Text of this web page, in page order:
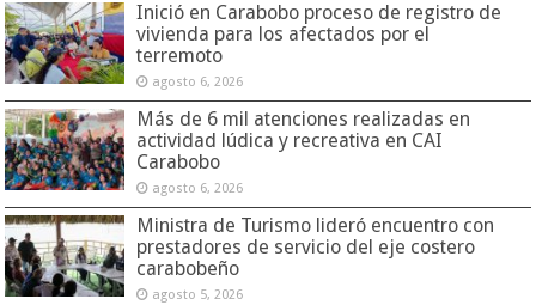
Inició en Carabobo proceso de registro de
vivienda para los afectados por el
terremoto
agosto 6, 2026
Más de 6 mil atenciones realizadas en
actividad lúdica y recreativa en CAI
Carabobo
agosto 6, 2026
Ministra de Turismo lideró encuentro con
prestadores de servicio del eje costero
carabobeño
agosto 5, 2026